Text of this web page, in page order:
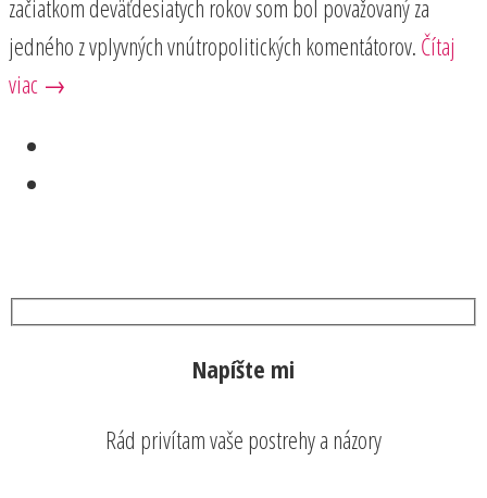
začiatkom deväťdesiatych rokov som bol považovaný za
jedného z vplyvných vnútropolitických komentátorov. Čítaj
viac →
Napíšte mi
Rád privítam vaše postrehy a názory